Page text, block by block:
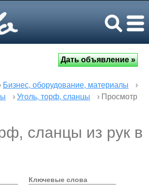
Бизнес, оборудование, материалы
›
› Уголь, торф, сланцы
› Просмотр
сланцы из рук в
Ключевые слова